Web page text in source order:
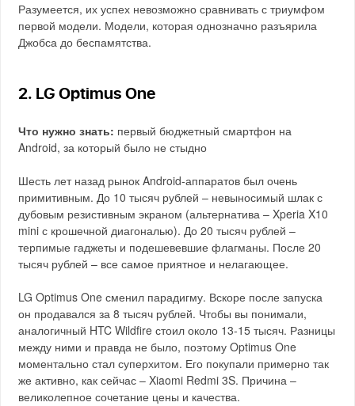
Разумеется, их успех невозможно сравнивать с триумфом
первой модели. Модели, которая однозначно разъярила
Джобса до беспамятства.
2. LG Optimus One
Что нужно знать: первый бюджетный смартфон на
Android, за который было не стыдно
Шесть лет назад рынок Android-аппаратов был очень
примитивным. До 10 тысяч рублей – невыносимый шлак с
дубовым резистивным экраном (альтернатива – Xperia X10
mini с крошечной диагональю). До 20 тысяч рублей –
терпимые гаджеты и подешевевшие флагманы. После 20
тысяч рублей – все самое приятное и нелагающее.
LG Optimus One сменил парадигму. Вскоре после запуска
он продавался за 8 тысяч рублей. Чтобы вы понимали,
аналогичный HTC Wildfire стоил около 13-15 тысяч. Разницы
между ними и правда не было, поэтому Optimus One
моментально стал суперхитом. Его покупали примерно так
же активно, как сейчас – Xiaomi Redmi 3S. Причина –
великолепное сочетание цены и качества.